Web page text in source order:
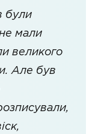
були
мали
великого
Але був